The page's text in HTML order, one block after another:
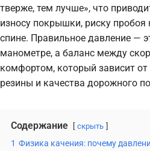
тверже, тем лучше», что
износу покрышки, риску
спине. Правильное давление —
манометре, а баланс между
комфортом, который зависит
резины и качества дорожного
Содержание скрыть
1 Физика качения: почему